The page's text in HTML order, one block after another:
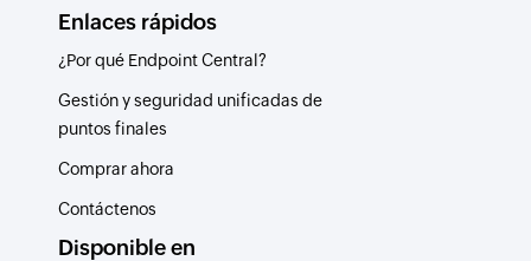
Enlaces rápidos
¿Por qué Endpoint Central?
Gestión y seguridad unificadas de
puntos finales
Comprar ahora
Contáctenos
Disponible en